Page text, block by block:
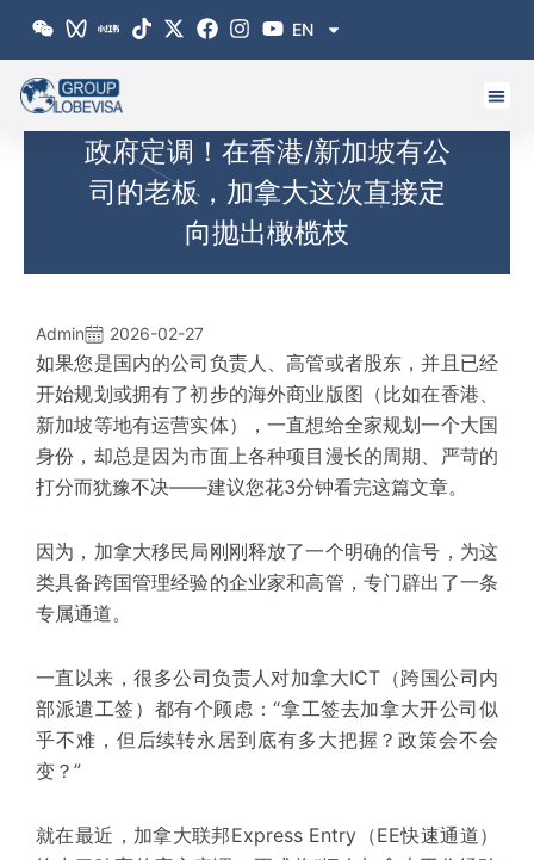
EN
政府定调！在香港/新加坡有公
司的老板，加拿大这次直接定
向抛出橄榄枝
Admin 2026-02-27
如果您是国内的公司负责人 、高管或者股东，并且已经
开始规划或拥有了初步的海外商业版图（比如在香港、
新加坡等地有运营实体），一直想给全家规划一个大国
身份，却总是因为市面上各种项目漫长的周期、严苛的
打分而犹豫不决——建议您花3分钟看完这篇文章。
因为，加拿大移民局刚刚释放了一个明确的信号，为这
类具备跨国管理经验的企业家和高管，专门辟出了一条
专属通道。
一直以来，很多公司负责人对加拿大ICT（跨国公司内
部派遣工签）都有个顾虑：“拿工签去加拿大开公司似
乎不难，但后续转永居到底有多大把握？政策会不会
变？”
就在最近，加拿大联邦Express Entry（EE快速通道）